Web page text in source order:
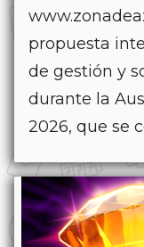
propuesta
de gestión y
durante la
2026, que se